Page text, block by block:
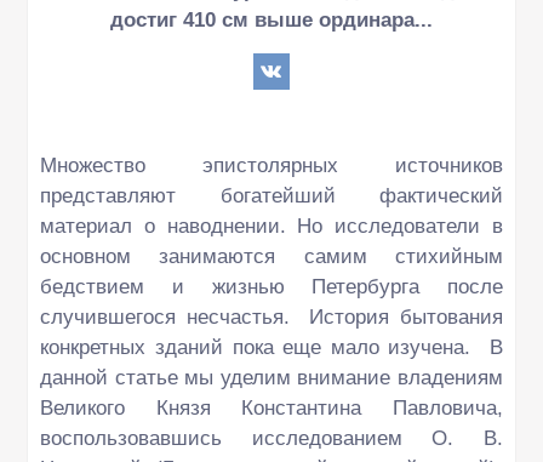
достиг 410 см выше ординара...
Множество эпистолярных источников
представляют богатейший фактический
материал о наводнении. Но исследователи в
основном занимаются самим стихийным
бедствием и жизнью Петербурга после
случившегося несчастья. История бытования
конкретных зданий пока еще мало изучена. В
данной статье мы уделим внимание владениям
Великого Князя Константина Павловича,
воспользовавшись исследованием О. В.